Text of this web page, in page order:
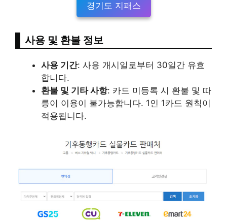
경기도 지패스
사용 및 환불 정보
사용 기간: 사용 개시일로부터 30일간 유효
합니다.
환불 및 기타 사항: 카드 미등록 시 환불 및 따
릉이 이용이 불가능합니다. 1인 1카드 원칙이
적용됩니다.